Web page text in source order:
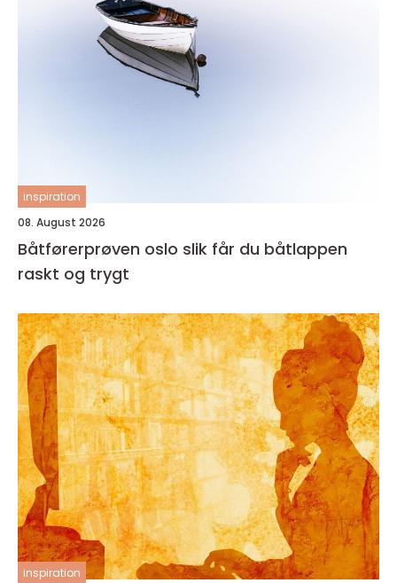
inspiration
08. August 2026
Båtførerprøven oslo slik får du båtlappen
raskt og trygt
inspiration